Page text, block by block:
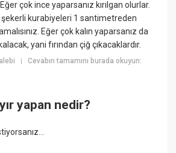
çok ince yaparsanız kırılgan olurlar.
kurabiyeleri 1 santimetreden
Eğer çok kalın yaparsanız da
yani fırından çiğ çıkacaklardır.
|Cevabın tamamını burada okuyun:
yapan nedir?